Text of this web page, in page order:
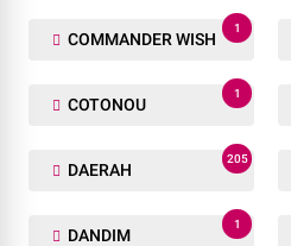
COMMANDER WISH
1
COTONOU
1
DAERAH
205
DANDIM
1